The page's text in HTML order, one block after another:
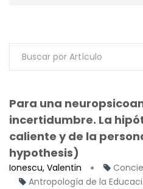
Para una
incertidumbre. La
caliente y de la
hypothesis)
Ionescu, Valentin
Antropología de la